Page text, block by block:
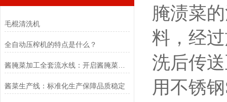
毛棍清洗机
全自动压榨机的特点是什么？
酱菜生产线：标准化生产保障品质稳定
腌渍菜
料，经
洗后传
用不锈